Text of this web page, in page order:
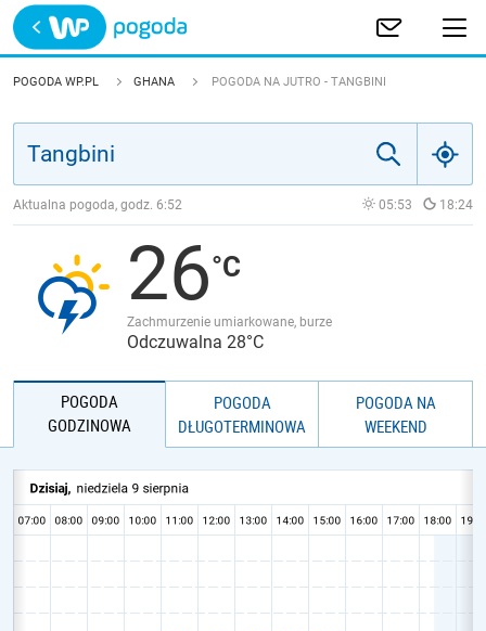
Trwa ładowanie
POLSKA
JAKOŚĆ POWIETRZA
POGODA WP.PL GHANA POGODA NA JUTRO - TANGBINI
Aktualna pogoda, godz. 6:52 05:53 18:24
26
Zachmurzenie umiarkowane, burze
Odczuwalna 28°C
POGODA
GODZINOWA
POGODA
DŁUGOTERMINOWA
POGODA NA
WEEKEND